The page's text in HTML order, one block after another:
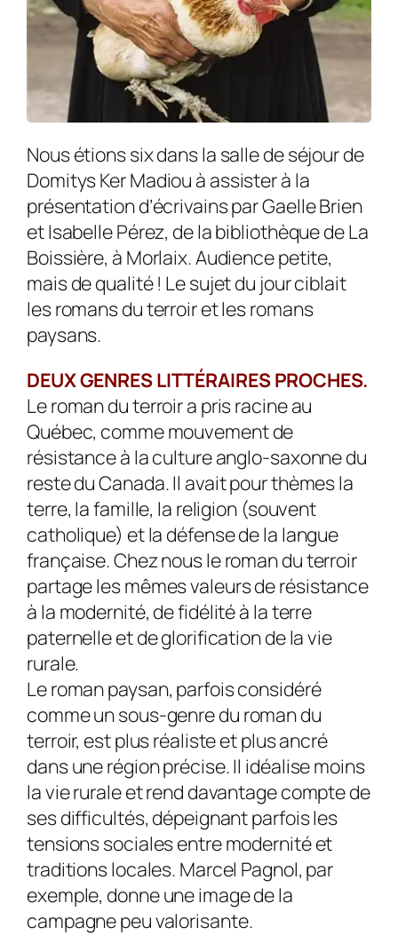
Nous étions six dans la salle de séjour de
Domitys Ker Madiou à assister à la
présentation d’écrivains par Gaelle Brien
et Isabelle Pérez, de la bibliothèque de La
Boissière, à Morlaix. Audience petite,
mais de qualité ! Le sujet du jour ciblait
les romans du terroir et les romans
paysans.
DEUX GENRES LITTÉRAIRES PROCHES.
Le roman du terroir a pris racine au
Québec, comme mouvement de
résistance à la culture anglo-saxonne du
reste du Canada. Il avait pour thèmes la
terre, la famille, la religion (souvent
catholique) et la défense de la langue
française. Chez nous le roman du terroir
partage les mêmes valeurs de résistance
à la modernité, de fidélité à la terre
paternelle et de glorification de la vie
rurale.
Le roman paysan, parfois considéré
comme un sous-genre du roman du
terroir, est plus réaliste et plus ancré
dans une région précise. Il idéalise moins
la vie rurale et rend davantage compte de
ses difficultés, dépeignant parfois les
tensions sociales entre modernité et
traditions locales. Marcel Pagnol, par
exemple, donne une image de la
campagne peu valorisante.